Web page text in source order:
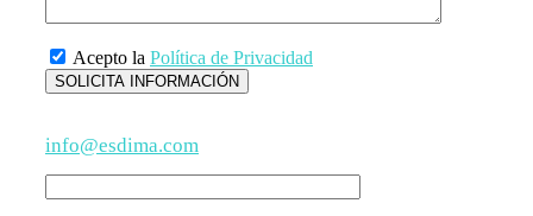
Acepto la Política de Privacidad
info@esdima.com